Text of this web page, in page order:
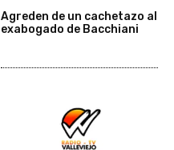
Agreden de un cachetazo al
exabogado de Bacchiani